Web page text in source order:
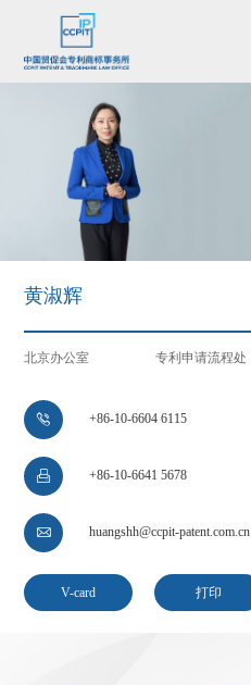
黄淑辉
北京办公室 专利申请流程处
 +86-10-6604 6115
 +86-10-6641 5678
 huangshh@ccpit-patent.com.cn
V-card 打印